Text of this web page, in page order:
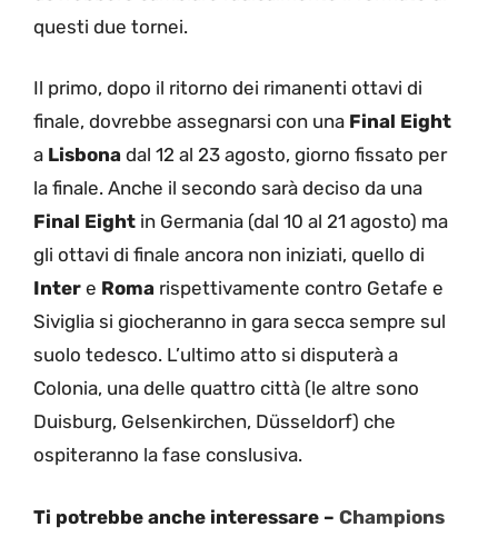
questi due tornei.
Il primo, dopo il ritorno dei rimanenti ottavi di
finale, dovrebbe assegnarsi con una Final Eight
a Lisbona dal 12 al 23 agosto, giorno fissato per
la finale. Anche il secondo sarà deciso da una
Final Eight in Germania (dal 10 al 21 agosto) ma
gli ottavi di finale ancora non iniziati, quello di
Inter e Roma rispettivamente contro Getafe e
Siviglia si giocheranno in gara secca sempre sul
suolo tedesco. L’ultimo atto si disputerà a
Colonia, una delle quattro città (le altre sono
Duisburg, Gelsenkirchen, Düsseldorf) che
ospiteranno la fase conslusiva.
Ti potrebbe anche interessare – Champions